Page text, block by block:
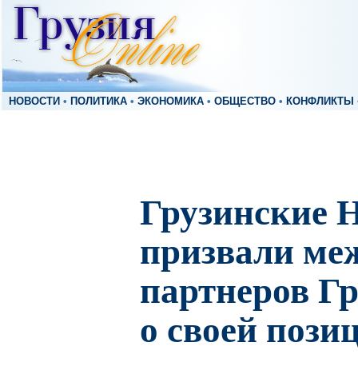
НОВОСТИ • ПОЛИТИКА • ЭКОНОМИКА • ОБЩЕСТВО • КОНФЛИКТЫ
Грузинские
призвали
партнеров
о своей